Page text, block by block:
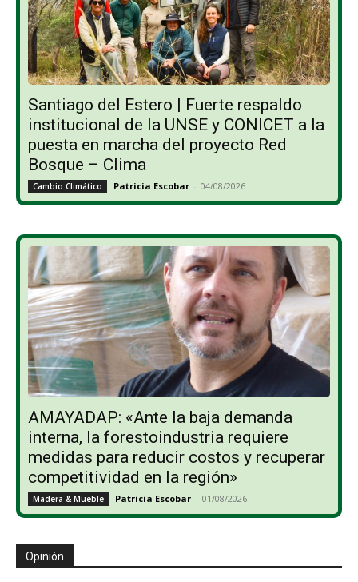
Santiago del Estero | Fuerte respaldo
institucional de la UNSE y CONICET a la
puesta en marcha del proyecto Red
Bosque – Clima
Cambio Climático Patricia Escobar - 04/08/2026
AMAYADAP: «Ante la baja demanda
interna, la forestoindustria requiere
medidas para reducir costos y recuperar
competitividad en la región»
Madera & Mueble Patricia Escobar - 01/08/2026
Opinión